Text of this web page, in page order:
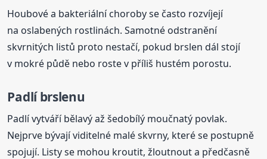
Houbové a bakteriální choroby se často rozvíjejí
na oslabených rostlinách. Samotné odstranění
skvrnitých listů proto nestačí, pokud brslen dál stojí
v mokré půdě nebo roste v příliš hustém porostu.
Padlí brslenu
Padlí vytváří bělavý až šedobílý moučnatý povlak.
Nejprve bývají viditelné malé skvrny, které se postupně
spojují. Listy se mohou kroutit, žloutnout a předčasně